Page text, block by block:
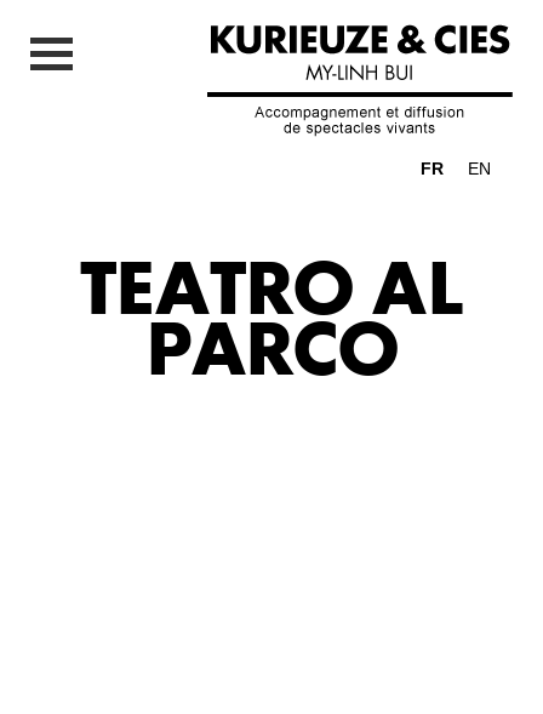
FR EN
TEATRO AL
PARCO